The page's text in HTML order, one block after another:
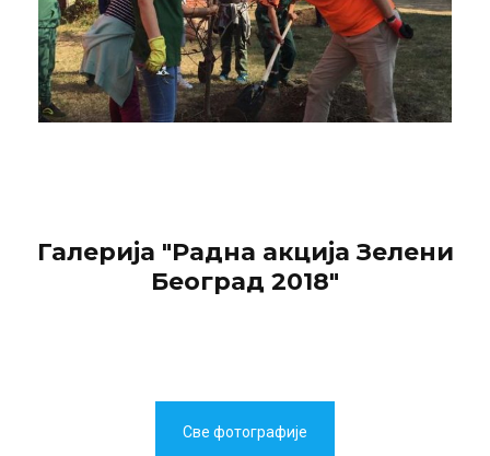
Галерија "Радна акција Зелени
Београд 2018"
Све фотографије